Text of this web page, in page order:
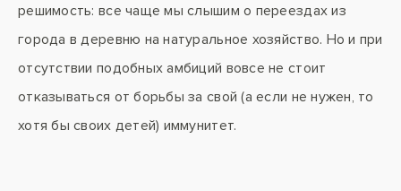
решимость: все чаще мы слышим о переездах из
города в деревню на натуральное хозяйство. Но и при
отсутствии подобных амбиций вовсе не стоит
отказываться от борьбы за свой (а если не нужен, то
хотя бы своих детей) иммунитет.